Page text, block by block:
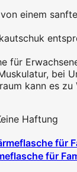
einem
kann es
Haftung
für